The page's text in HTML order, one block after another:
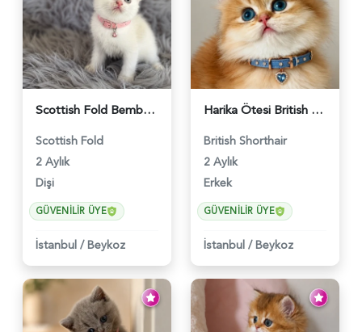
Scottish Fold Bembeyaz Pembe Burun Yavrumuz - 6120
Scottish Fold
2 Aylık
Dişi
GÜVENILIR ÜYE
İstanbul / Beykoz
Harika Ötesi British Longhair Golden Parlayan Yıldız - 6141
British Shorthair
2 Aylık
Erkek
GÜVENILIR ÜYE
İstanbul / Beykoz